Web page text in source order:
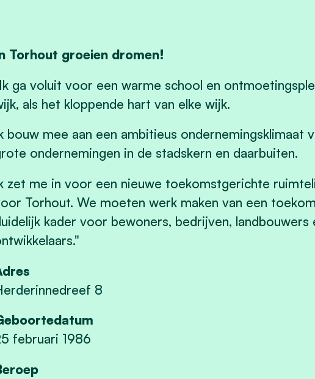
Torhout groeien dromen!
ga voluit voor een warme school en
als het kloppende hart van elke wijk.
bouw mee aan een ambitieus ondernemingsklimaat
ondernemingen in de stadskern en daarbuiten.
zet me in voor een nieuwe toekomstgerichte
Torhout. We moeten werk maken van een
kader voor bewoners, bedrijven, landbouwers
8
februari 1986